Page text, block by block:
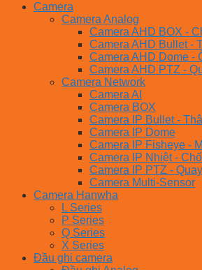
Camera
Camera Analog
Camera AHD BOX -
Camera AHD Bullet -
Camera AHD Dome -
Camera AHD PTZ -
Camera Network
Camera AI
Camera BOX
Camera IP Bullet -
Camera IP Dome
Camera IP Fisheye -
Camera IP Nhiệt -
Camera IP PTZ -
Camera Multi-Sensor
Camera Hanwha
L Series
P Series
Q Series
X Series
Đầu ghi camera